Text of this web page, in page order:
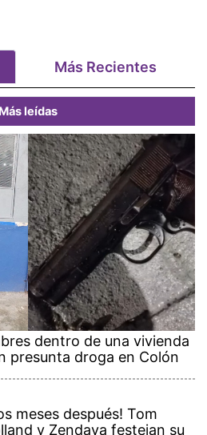
Más Recientes
Más leídas
dentro de una vivienda
presunta droga en Colón
meses después! Tom
y Zendaya festejan su